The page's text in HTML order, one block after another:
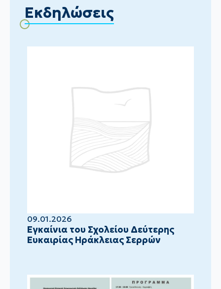
Εκδηλώσεις
09.01.2026
Eγκαίνια του Σχολείου Δεύτερης
Ευκαιρίας Ηράκλειας Σερρών